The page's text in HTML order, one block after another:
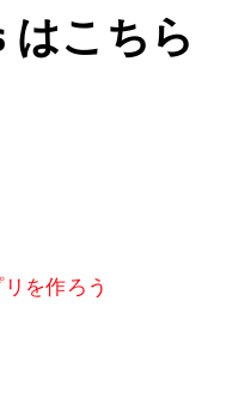
はこちら
を作ろう